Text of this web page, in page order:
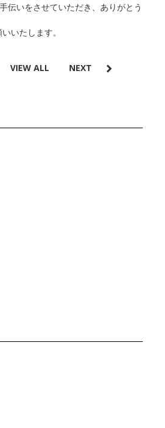
伝いをさせていただき、ありがとう
いたします。
VIEW ALL NEXT